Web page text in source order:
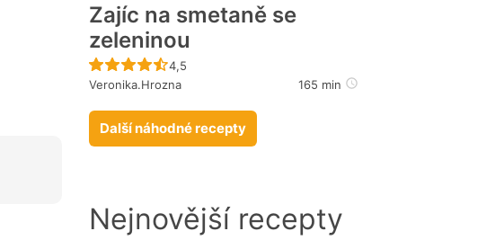
Zajíc na smetaně se
zeleninou
Recept ještě nebyl hodnocen
4,5
Veronika.Hrozna
165 min
Další náhodné recepty
Nejnovější recepty